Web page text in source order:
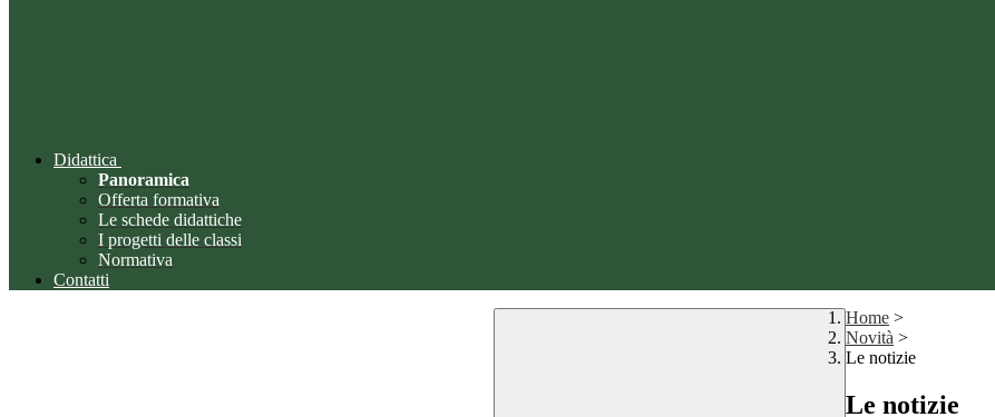
Didattica
Panoramica
Offerta formativa
Le schede didattiche
I progetti delle classi
Normativa
Contatti
Home >
Novità >
Le notizie
Le notizie